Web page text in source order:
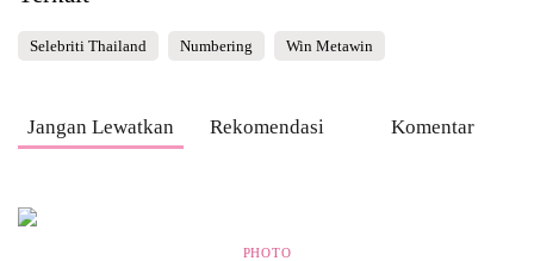
Selebriti Thailand Numbering Win Metawin
Jangan Lewatkan Rekomendasi Komentar
PHOTO